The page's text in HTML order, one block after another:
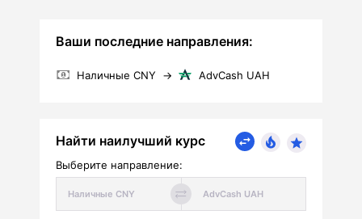
Ваши последние направления:
Наличные CNY → AdvCash UAH
Найти наилучший курс
Выберите направление: